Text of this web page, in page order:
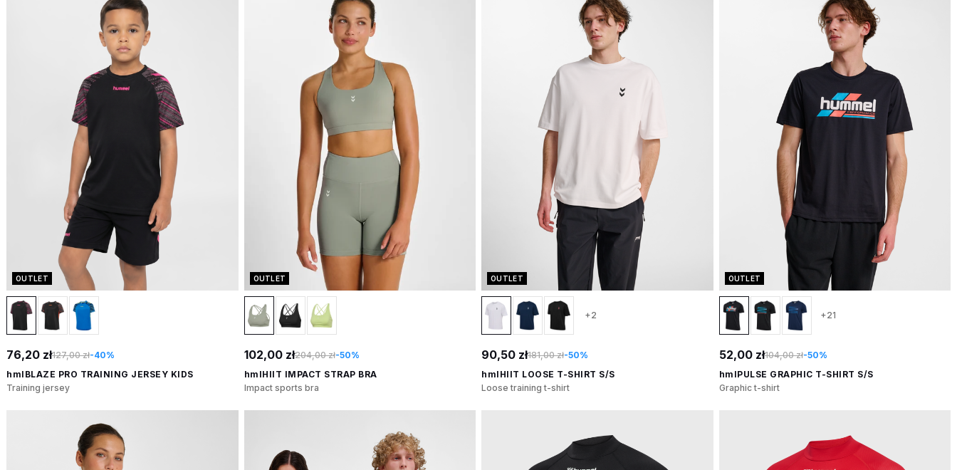
OUTLET
76,20 zł127,00 zł-40%
hmlBLAZE PRO TRAINING JERSEY KIDS
Training jersey
OUTLET
102,00 zł204,00 zł-50%
hmlHIIT IMPACT STRAP BRA
Impact sports bra
OUTLET
+2
90,50 zł181,00 zł-50%
hmlHIIT LOOSE T-SHIRT S/S
Loose training t-shirt
OUTLET
+21
52,00 zł104,00 zł-50%
hmlPULSE GRAPHIC T-SHIRT S/S
Graphic t-shirt